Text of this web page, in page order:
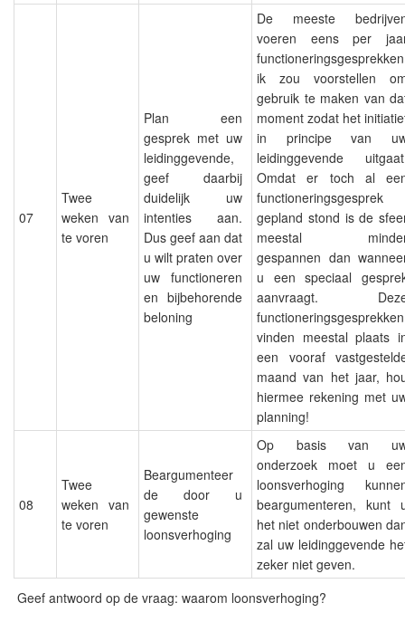
07
Twee
weken van
te voren
Plan een
gesprek met uw
leidinggevende,
geef daarbij
duidelijk uw
intenties aan.
Dus geef aan dat
u wilt praten over
uw functioneren
en bijbehorende
beloning
De meeste
voeren eens per
ik zou voorstellen
gebruik te maken van
moment zodat het
in principe van
leidinggevende
Omdat er toch al
functioneringsgesprek
gepland stond is de
meestal
gespannen dan
u een speciaal
aanvraagt.
functioneringsgesprekken
vinden meestal plaats
een vooraf
maand van het jaar,
hiermee rekening met
planning!
08
Twee
weken van
te voren
Beargumenteer
de door u
gewenste
loonsverhoging
Op basis van
onderzoek moet u
loonsverhoging
beargumenteren, kunt
het niet onderbouwen
zal uw leidinggevende
zeker niet geven.
Geef antwoord op de vraag: waarom loonsverhoging?